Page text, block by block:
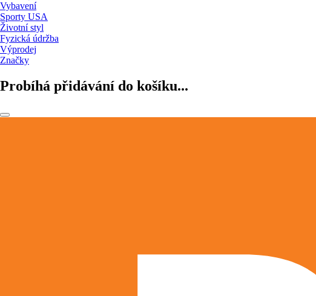
Vybavení
Sporty USA
Životní styl
Fyzická údržba
Výprodej
Značky
Probíhá přidávání do košíku...